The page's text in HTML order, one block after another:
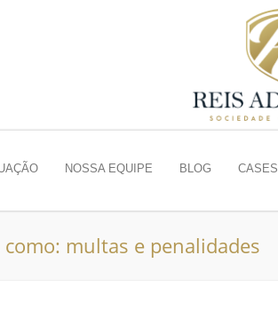
NOSSA EQUIPE BLOG CASES
multas e penalidades